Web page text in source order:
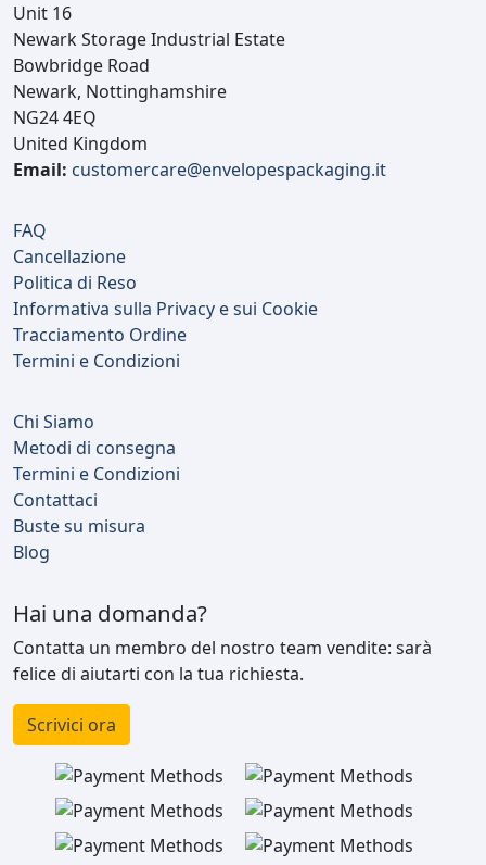
Unit 16
Newark Storage Industrial Estate
Bowbridge Road
Newark, Nottinghamshire
NG24 4EQ
United Kingdom
Email: customercare@envelopespackaging.it
FAQ
Cancellazione
Politica di Reso
Informativa sulla Privacy e sui Cookie
Tracciamento Ordine
Termini e Condizioni
Chi Siamo
Metodi di consegna
Termini e Condizioni
Contattaci
Buste su misura
Blog
Hai una domanda?
Contatta un membro del nostro team vendite: sarà
felice di aiutarti con la tua richiesta.
Scrivici ora